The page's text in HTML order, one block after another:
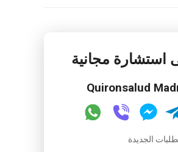
استشارة مجانية
Quironsalud
الجديدة